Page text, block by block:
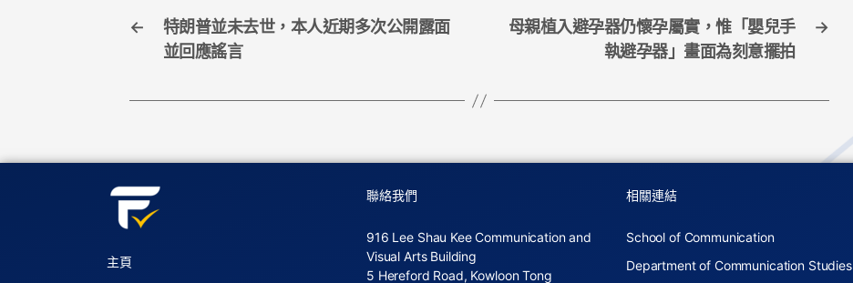
←
特朗普並未去世，本人近期多次公開露面
並回應謠言
→
母親植入避孕器仍懷孕屬實，惟「嬰兒手
執避孕器」畫面為刻意擺拍
主頁
聯絡我們
916 Lee Shau Kee Communication and
Visual Arts Building
5 Hereford Road, Kowloon Tong
相關連結
School of Communication
Department of Communication Studies